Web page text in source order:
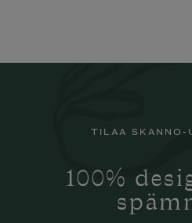
TILAA SKANNO-
100%